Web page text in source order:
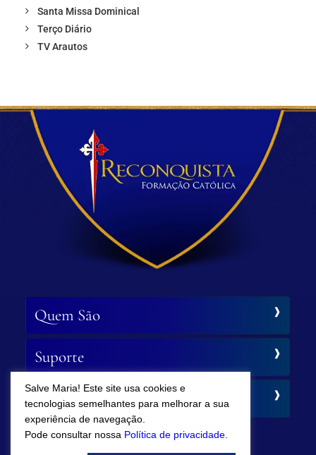
Santa Missa Dominical
Terço Diário
TV Arautos
Quem São
Suporte
Siga-nos
Salve Maria! Este site usa cookies e
tecnologias semelhantes para melhorar a sua
experiência de navegação.
Pode consultar nossa Política de privacidade.